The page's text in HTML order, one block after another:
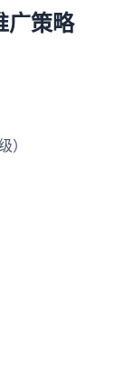
广策略